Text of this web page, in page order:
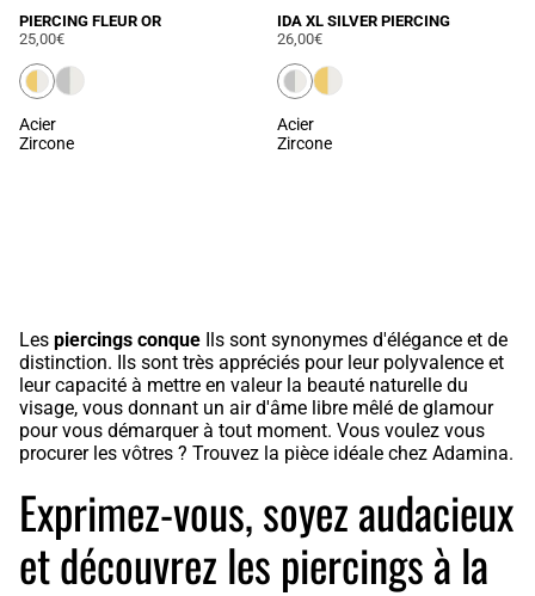
PIERCING FLEUR OR
25,00€
Acier
Zircone
IDA XL SILVER PIERCING
26,00€
Acier
Zircone
Les piercings conque Ils sont synonymes d'élégance et de
distinction. Ils sont très appréciés pour leur polyvalence et
leur capacité à mettre en valeur la beauté naturelle du
visage, vous donnant un air d'âme libre mêlé de glamour
pour vous démarquer à tout moment. Vous voulez vous
procurer les vôtres ? Trouvez la pièce idéale chez Adamina.
Exprimez-vous, soyez audacieux
et découvrez les piercings à la